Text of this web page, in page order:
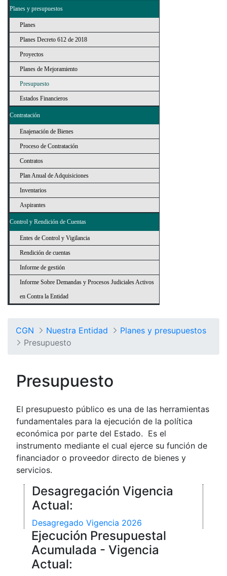
Planes y presupuestos
Planes
Planes Decreto 612 de 2018
Proyectos
Planes de Mejoramiento
Presupuesto
Estados Financieros
Contratación
Enajenación de Bienes
Proceso de Contratación
Contratos
Plan Anual de Adquisiciones
Inventarios
Aspirantes
Control y Rendición de Cuentas
Entes de Control y Vigilancia
Rendición de cuentas
Informe de gestión
Informe Sobre Demandas y Procesos Judiciales Activos
en Contra la Entidad
CGN Nuestra Entidad
Planes y presupuestos
Presupuesto
Presupuesto
El presupuesto público es una de las herramientas
fundamentales para la ejecución de la política
económica por parte del Estado. Es el
instrumento mediante el cual ejerce su función de
financiador o proveedor directo de bienes y
servicios.
Desagregación Vigencia
Actual:
Desagregado Vigencia 2026
Ejecución Presupuestal
Acumulada - Vigencia
Actual: